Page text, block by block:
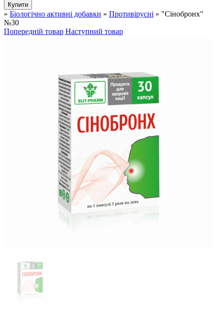
» Біологічно активні добавки » Противірусні » "Сінобронх"
№30
Попередній товар Наступний товар